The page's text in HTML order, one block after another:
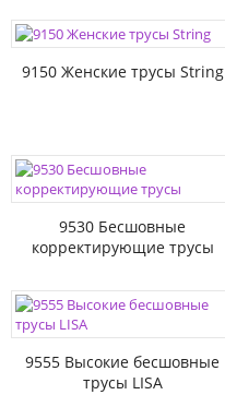
9150 Женские трусы String
9530 Бесшовные
корректирующие трусы
9555 Высокие бесшовные
трусы LISA